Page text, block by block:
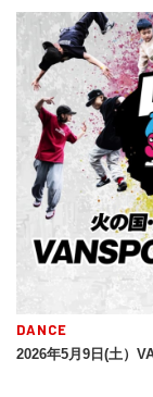
DANCE
2026年5月9日(土）